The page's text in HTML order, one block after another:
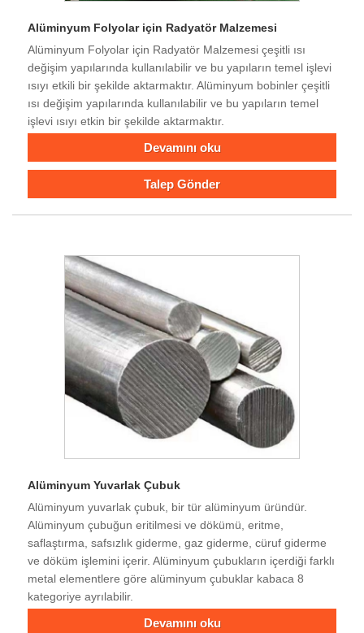
Alüminyum Folyolar için Radyatör Malzemesi
Alüminyum Folyolar için Radyatör Malzemesi çeşitli ısı
değişim yapılarında kullanılabilir ve bu yapıların temel işlevi
ısıyı etkili bir şekilde aktarmaktır. Alüminyum bobinler çeşitli
ısı değişim yapılarında kullanılabilir ve bu yapıların temel
işlevi ısıyı etkin bir şekilde aktarmaktır.
Devamını oku
Talep Gönder
Alüminyum Yuvarlak Çubuk
Alüminyum yuvarlak çubuk, bir tür alüminyum üründür.
Alüminyum çubuğun eritilmesi ve dökümü, eritme,
saflaştırma, safsızlık giderme, gaz giderme, cüruf giderme
ve döküm işlemini içerir. Alüminyum çubukların içerdiği farklı
metal elementlere göre alüminyum çubuklar kabaca 8
kategoriye ayrılabilir.
Devamını oku